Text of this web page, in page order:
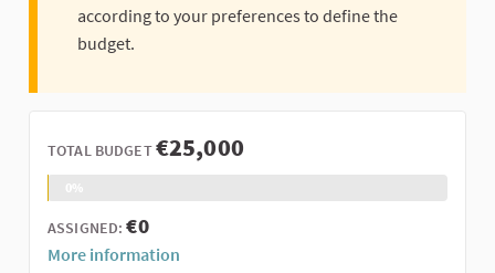
according to your preferences to define the
budget.
TOTAL BUDGET€25,000
ASSIGNED:€0
More information